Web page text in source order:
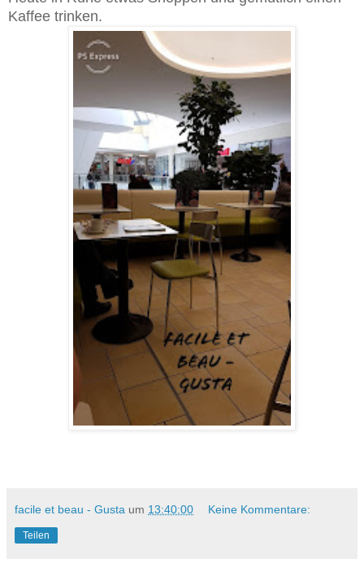
Kaffee trinken.
facile et beau - Gusta um 13:40:00 Keine Kommentare:
Teilen